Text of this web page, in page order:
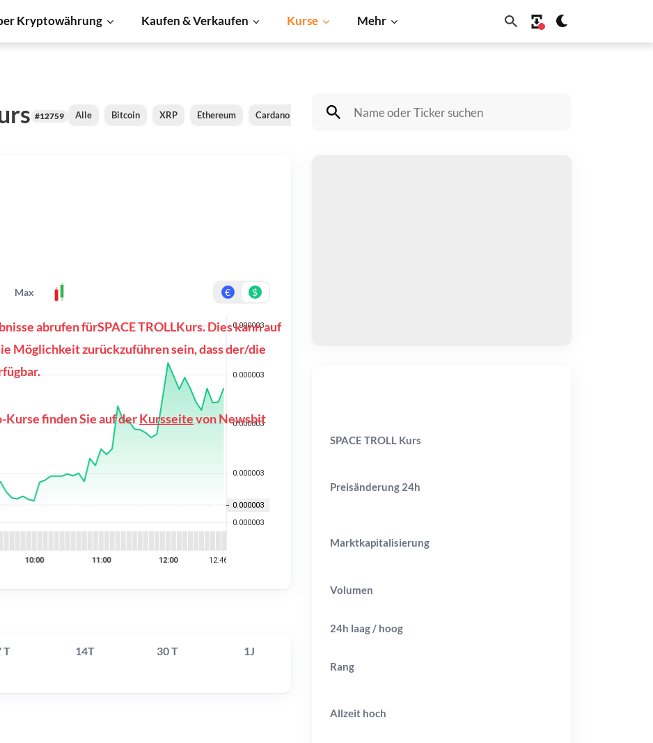
Kryptowährung Kaufen & Verkaufen Kurse Mehr
#12759 Alle Bitcoin XRP Ethereum Cardano BNB Dogecoin Litecoin Shiba Inu
Max € $
abrufen fürSPACE TROLLKurs. Dies kann auf
Möglichkeit zurückzuführen sein, dass der/die
finden Sie auf derKursseitevon Newsbit
T 14T 30 T 1J
SPACE TROLL Kurs
Preisänderung 24h
Marktkapitalisierung
Volumen
24h laag / hoog
Rang
Allzeit hoch